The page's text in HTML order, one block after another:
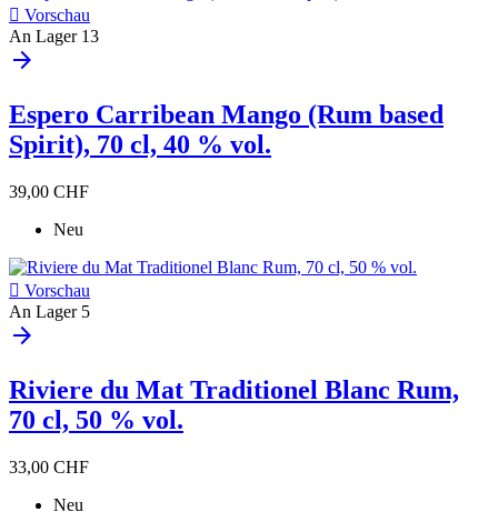
 Vorschau
An Lager 13
arrow_forward
Espero Carribean Mango (Rum based
Spirit), 70 cl, 40 % vol.
39,00 CHF
Neu
 Vorschau
An Lager 5
arrow_forward
Riviere du Mat Traditionel Blanc Rum,
70 cl, 50 % vol.
33,00 CHF
Neu